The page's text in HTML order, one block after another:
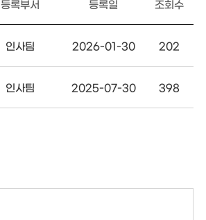
등록부서 등록일 조회수
인사팀 2026-01-30 202
인사팀 2025-07-30 398